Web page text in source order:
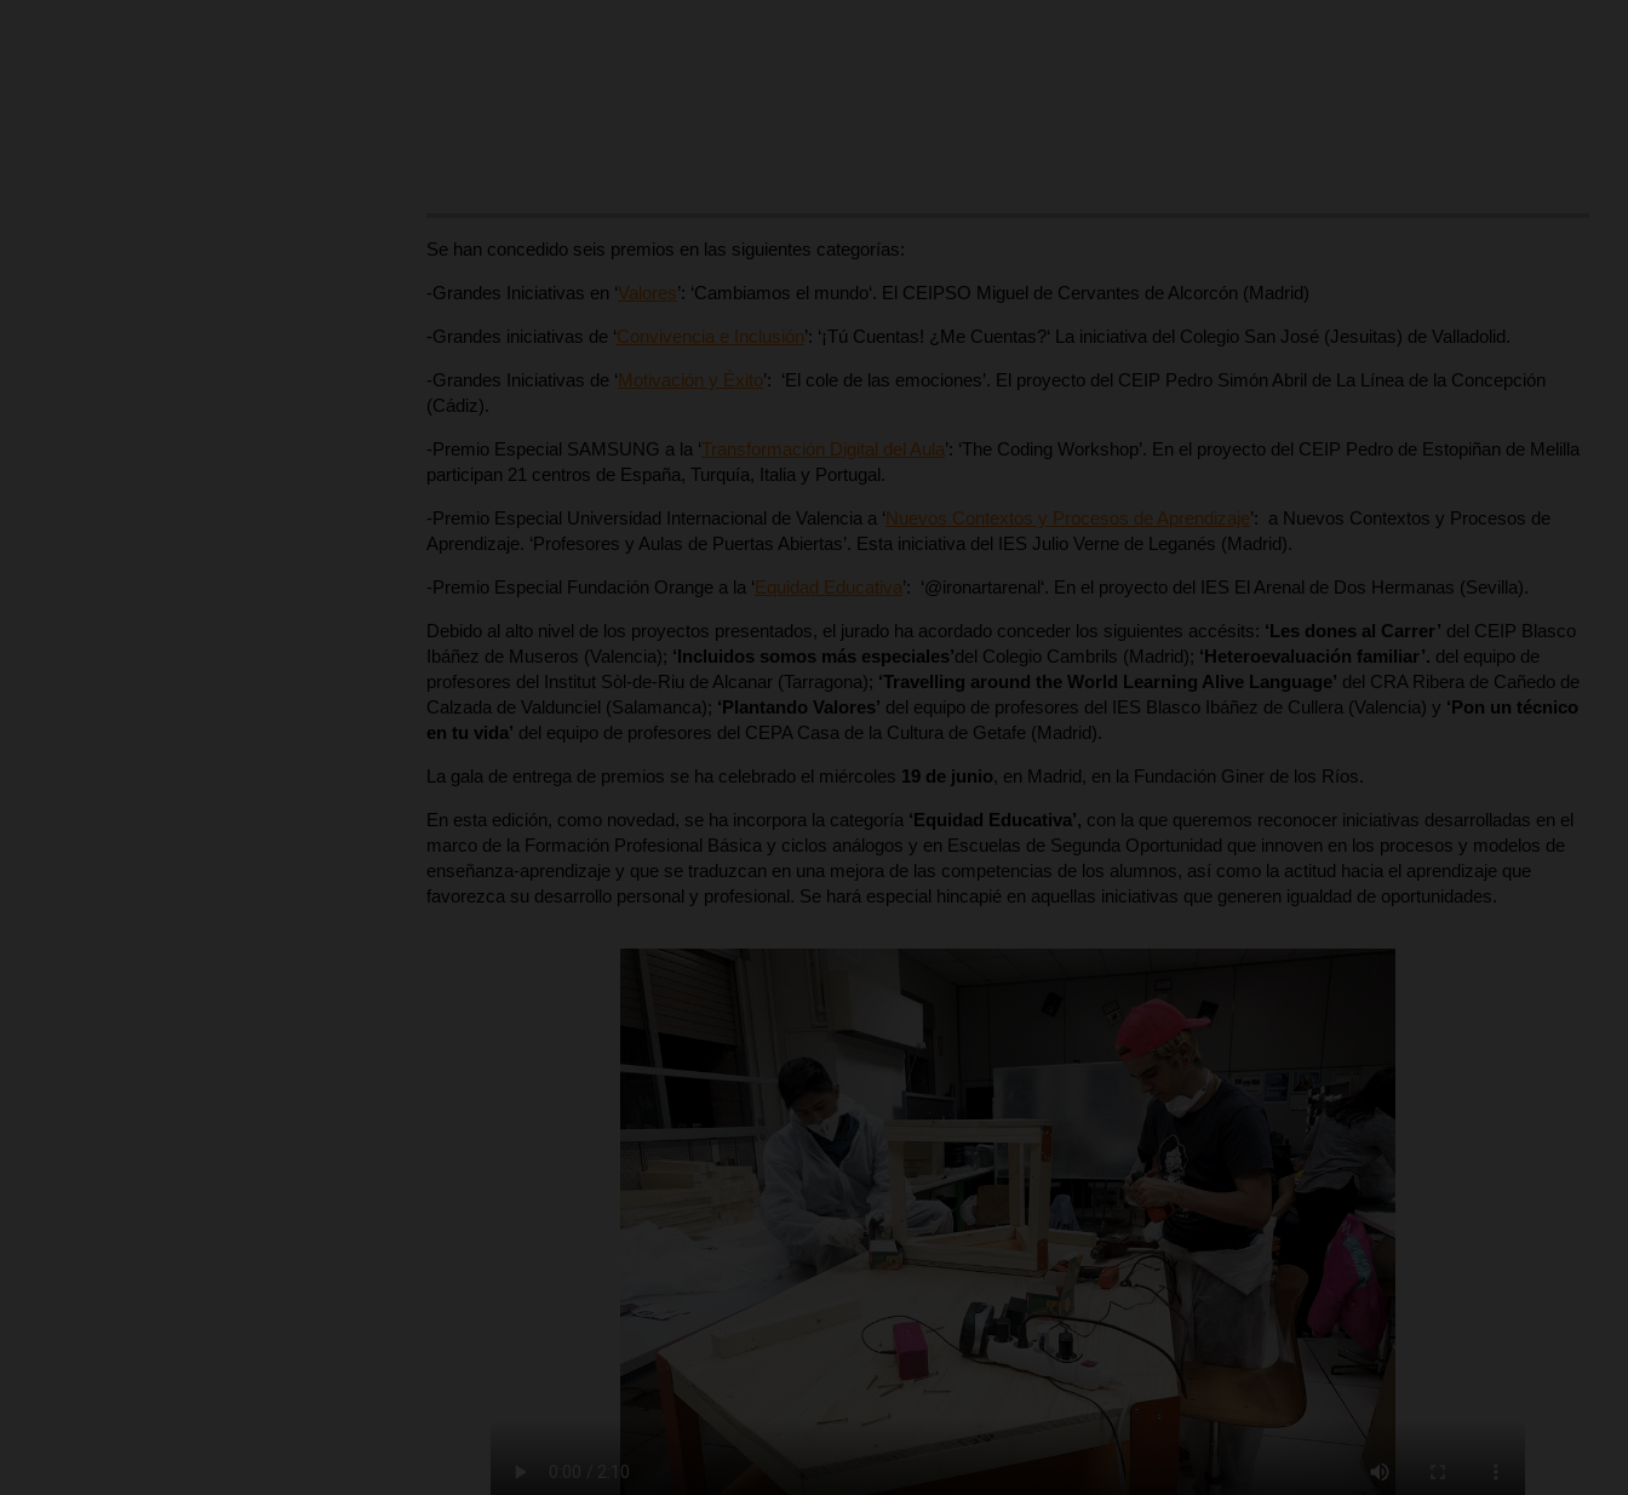
Se han concedido seis premios en las siguientes categorías:
-Grandes Iniciativas en ‘Valores’: ‘Cambiamos el mundo‘. El CEIPSO Miguel de Cervantes de Alcorcón (Madrid)
-Grandes iniciativas de ‘Convivencia e Inclusión’: ‘¡Tú Cuentas! ¿Me Cuentas?‘ La iniciativa del Colegio San José (Jesuitas) de Valladolid.
-Grandes Iniciativas de ‘Motivación y Éxito’: ‘El cole de las emociones’. El proyecto del CEIP Pedro Simón Abril de La Línea de la Concepción
(Cádiz).
-Premio Especial SAMSUNG a la ‘Transformación Digital del Aula’: ‘The Coding Workshop’. En el proyecto del CEIP Pedro de Estopiñan de Melilla
participan 21 centros de España, Turquía, Italia y Portugal.
-Premio Especial Universidad Internacional de Valencia a ‘Nuevos Contextos y Procesos de Aprendizaje’: a Nuevos Contextos y Procesos de
Aprendizaje. ‘Profesores y Aulas de Puertas Abiertas’. Esta iniciativa del IES Julio Verne de Leganés (Madrid).
-Premio Especial Fundación Orange a la ‘Equidad Educativa’: ‘@ironartarenal‘. En el proyecto del IES El Arenal de Dos Hermanas (Sevilla).
Debido al alto nivel de los proyectos presentados, el jurado ha acordado conceder los siguientes accésits: ‘Les dones al Carrer’ del CEIP Blasco
Ibáñez de Museros (Valencia); ‘Incluidos somos más especiales’del Colegio Cambrils (Madrid); ‘Heteroevaluación familiar’. del equipo de
profesores del Institut Sòl-de-Riu de Alcanar (Tarragona); ‘Travelling around the World Learning Alive Language’ del CRA Ribera de Cañedo de
Calzada de Valdunciel (Salamanca); ‘Plantando Valores’ del equipo de profesores del IES Blasco Ibáñez de Cullera (Valencia) y ‘Pon un técnico
en tu vida’ del equipo de profesores del CEPA Casa de la Cultura de Getafe (Madrid).
La gala de entrega de premios se ha celebrado el miércoles 19 de junio, en Madrid, en la Fundación Giner de los Ríos.
En esta edición, como novedad, se ha incorpora la categoría ‘Equidad Educativa’, con la que queremos reconocer iniciativas desarrolladas en el
marco de la Formación Profesional Básica y ciclos análogos y en Escuelas de Segunda Oportunidad que innoven en los procesos y modelos de
enseñanza-aprendizaje y que se traduzcan en una mejora de las competencias de los alumnos, así como la actitud hacia el aprendizaje que
favorezca su desarrollo personal y profesional. Se hará especial hincapié en aquellas iniciativas que generen igualdad de oportunidades.